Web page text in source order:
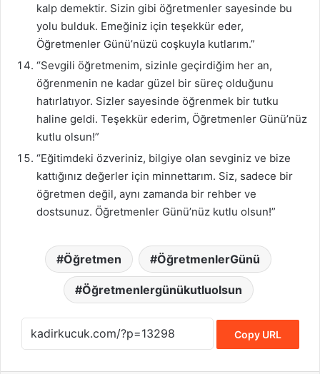
kalp demektir. Sizin gibi öğretmenler sayesinde bu
yolu bulduk. Emeğiniz için teşekkür eder,
Öğretmenler Günü’nüzü coşkuyla kutlarım.”
“Sevgili öğretmenim, sizinle geçirdiğim her an,
öğrenmenin ne kadar güzel bir süreç olduğunu
hatırlatıyor. Sizler sayesinde öğrenmek bir tutku
haline geldi. Teşekkür ederim, Öğretmenler Günü’nüz
kutlu olsun!”
“Eğitimdeki özveriniz, bilgiye olan sevginiz ve bize
kattığınız değerler için minnettarım. Siz, sadece bir
öğretmen değil, aynı zamanda bir rehber ve
dostsunuz. Öğretmenler Günü’nüz kutlu olsun!”
Öğretmen ÖğretmenlerGünü
Öğretmenlergünükutluolsun
Copy URL